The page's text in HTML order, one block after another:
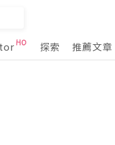
探索 推薦文章